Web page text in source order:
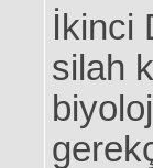
İkinci
silah